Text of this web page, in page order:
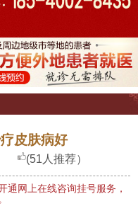
皮肤病好
(51人推荐）
通网上在线咨询挂号服务，